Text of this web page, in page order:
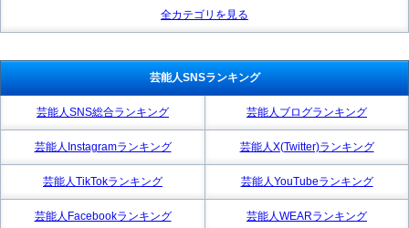
全カテゴリを見る
芸能人SNSランキング
芸能人SNS総合ランキング 芸能人ブログランキング
芸能人Instagramランキング 芸能人X(Twitter)ランキング
芸能人TikTokランキング 芸能人YouTubeランキング
芸能人Facebookランキング 芸能人WEARランキング